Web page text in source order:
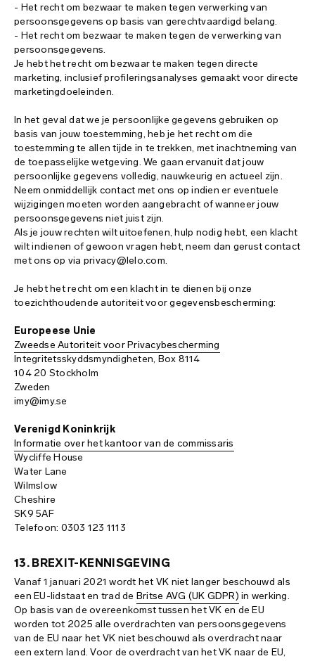
- Het recht om bezwaar te maken tegen verwerking van
persoonsgegevens op basis van gerechtvaardigd belang.
- Het recht om bezwaar te maken tegen de verwerking van
persoonsgegevens.
Je hebt het recht om bezwaar te maken tegen directe
marketing, inclusief profileringsanalyses gemaakt voor directe
marketingdoeleinden.
In het geval dat we je persoonlijke gegevens gebruiken op
basis van jouw toestemming, heb je het recht om die
toestemming te allen tijde in te trekken, met inachtneming van
de toepasselijke wetgeving. We gaan ervanuit dat jouw
persoonlijke gegevens volledig, nauwkeurig en actueel zijn.
Neem onmiddellijk contact met ons op indien er eventuele
wijzigingen moeten worden aangebracht of wanneer jouw
persoonsgegevens niet juist zijn.
Als je jouw rechten wilt uitoefenen, hulp nodig hebt, een klacht
wilt indienen of gewoon vragen hebt, neem dan gerust contact
met ons op via privacy@lelo.com.
Je hebt het recht om een klacht in te dienen bij onze
toezichthoudende autoriteit voor gegevensbescherming:
Europeese Unie
Zweedse Autoriteit voor Privacybescherming
Integritetsskyddsmyndigheten, Box 8114
104 20 Stockholm
Zweden
imy@imy.se
Verenigd Koninkrijk
Informatie over het kantoor van de commissaris
Wycliffe House
Water Lane
Wilmslow
Cheshire
SK9 5AF
Telefoon: 0303 123 1113
13. BREXIT-KENNISGEVING
Vanaf 1 januari 2021 wordt het VK niet langer beschouwd als
een EU-lidstaat en trad de Britse AVG (UK GDPR) in werking.
Op basis van de overeenkomst tussen het VK en de EU
worden tot 2025 alle overdrachten van persoonsgegevens
van de EU naar het VK niet beschouwd als overdracht naar
een extern land. Voor de overdracht van het VK naar de EU,